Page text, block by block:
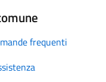
frequenti